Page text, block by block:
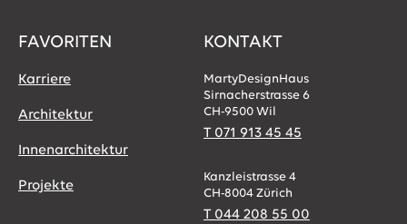
FAVORITEN
Karriere
Architektur
Innenarchitektur
Projekte
KONTAKT
MartyDesignHaus
Sirnacherstrasse 6
CH-9500 Wil
T 071 913 45 45
Kanzleistrasse 4
CH-8004 Zürich
T 044 208 55 00